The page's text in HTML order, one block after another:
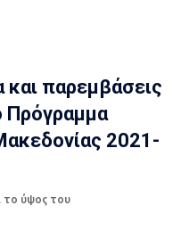
και παρεμβάσεις
Πρόγραμμα
2021-
το ύψος του